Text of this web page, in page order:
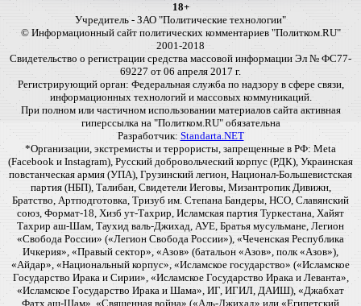
18+
Учредитель - ЗАО "Политические технологии"
© Информационный сайт политических комментариев "Политком.RU"
2001-2018
Свидетельство о регистрации средства массовой информации Эл № ФС77-
69227 от 06 апреля 2017 г.
Регистрирующий орган: Федеральная служба по надзору в сфере связи,
информационных технологий и массовых коммуникаций.
При полном или частичном использовании материалов сайта активная
гиперссылка на "Политком.RU" обязательна
Разработчик: Standarta.NET
*Организации, экстремисты и террористы, запрещенные в РФ: Meta
(Facebook и Instagram), Русский добровольческий корпус (РДК), Украинская
повстанческая армия (УПА), Грузинский легион, Национал-Большевистская
партия (НБП), Талибан, Свидетели Иеговы, Мизантропик Дивижн,
Братство, Артподготовка, Тризуб им. Степана Бандеры, НСО, Славянский
союз, Формат-18, Хизб ут-Тахрир, Исламская партия Туркестана, Хайят
Тахрир аш-Шам, Таухид валь-Джихад, АУЕ, Братья мусульмане, Легион
«Свобода России» («Легион Свобода России»), «Чеченская Республика
Ичкерия», «Правый сектор», «Азов» (батальон «Азов», полк «Азов»),
«Айдар», «Национальный корпус», «Исламское государство» («Исламское
Государство Ирака и Сирии», «Исламское Государство Ирака и Леванта»,
«Исламское Государство Ирака и Шама», ИГ, ИГИЛ, ДАИШ), «Джабхат
Фатх аш-Шам», «Священная война» («Аль-Джихад» или «Египетский